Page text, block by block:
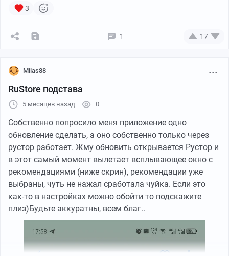
Машину я загрузил без проблем, довез до сервиса и
что заказ через агрегатор шел и я ИП уже успел
Так что да, это мои самые странные заработанные 10
эвакуатора.
самыми свежими и необычными в Телеграм-канале,
часто прямо с места событий. Там все как есть, без
лоска и розовых очков
3
1 17
Milas88
RuStore подстава
5 месяцев назад 0
Собственно попросило меня приложение одно
обновление сделать, а оно собственно только через
рустор работает. Жму обновить открывается Рустор и
в этот самый момент вылетает всплывающее окно с
рекомендациями (ниже скрин), рекомендации уже
выбраны, чуть не нажал сработала чуйка. Если это
как-то в настройках можно обойти то подскажите
плиз)Будьте аккуратны, всем благ..